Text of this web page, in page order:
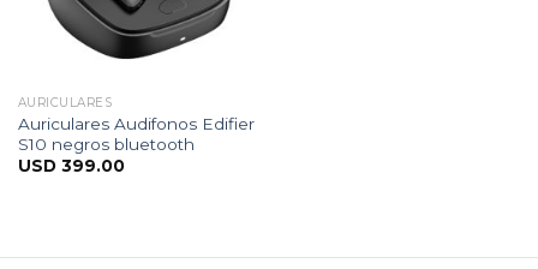
AURICULARES
Auriculares Audifonos Edifier
S10 negros bluetooth
USD 399.00